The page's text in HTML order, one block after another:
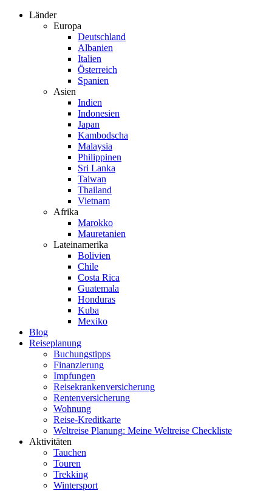
Zum
Länder
Europa
Deutschland
Albanien
Italien
Österreich
Spanien
Asien
Indien
Indonesien
Japan
Kambodscha
Malaysia
Philippinen
Sri Lanka
Taiwan
Thailand
Vietnam
Afrika
Marokko
Mauretanien
Lateinamerika
Bolivien
Chile
Costa Rica
Guatemala
Honduras
Kuba
Mexiko
Blog
Reiseplanung
Buchungstipps
Finanzierung
Impfungen
Reisekrankenversicherung
Rentenversicherung
Wohnung
Reise-Kreditkarte
Weltreise Planung: Meine Weltreise Checkliste
Aktivitäten
Tauchen
Touren
Trekking
Wintersport